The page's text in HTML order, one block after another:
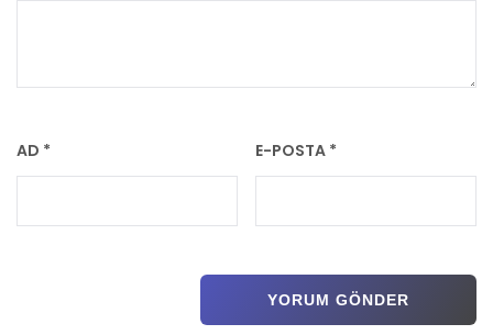
AD * E-POSTA *